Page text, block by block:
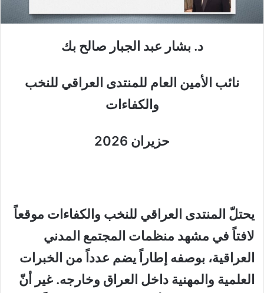
د. بشار عبد الجبار صالح بك
نائب الأمين العام للمنتدى العراقي للنخب
والكفاءات
حزيران
يحتلّ المنتدى العراقي للنخب والكفاءات موقعاً
لافتاً في مشهد منظمات المجتمع المدني
العراقية، بوصفه إطاراً يضم عدداً من الخبرات
العلمية والمهنية داخل العراق وخارجه. غير أنّ